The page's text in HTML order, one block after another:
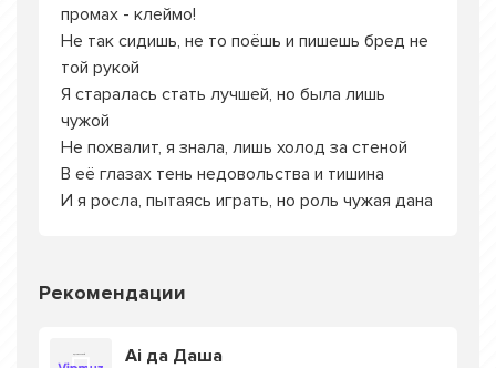
промах - клеймо!
Не так сидишь, не то поёшь и пишешь бред не
той рукой
Я старалась стать лучшей, но была лишь
чужой
Не похвалит, я знала, лишь холод за стеной
В её глазах тень недовольства и тишина
И я росла, пытаясь играть, но роль чужая дана
Рекомендации
Ai да Даша